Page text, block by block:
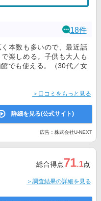
18件
本数も多いので、最近話
楽しめる。子供も大人も
でも使える。（30代／女
＞口コミをもっと見る
詳細を見る(公式サイト)
広告：株式会社U-NEXT
総合得点71.1点
＞調査結果の詳細を見る